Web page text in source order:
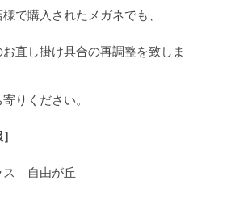
で購入されたメガネでも、
直し掛け具合の再調整を致しま
りください。
ス 自由が丘